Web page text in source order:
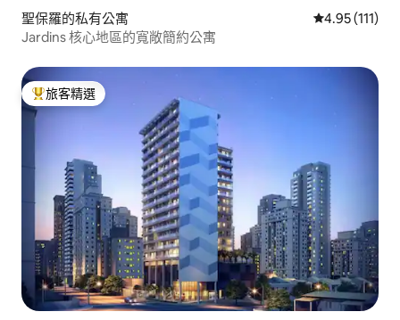
聖保羅的私有公寓 從 111 則評價
4.95 (111)
Jardins 核心地區的寬敞簡約公寓
旅客精選榜首
旅客精選